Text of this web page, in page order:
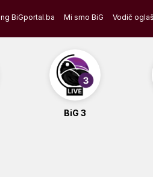
BiGportal.ba Mi smo BiG Vodič
BiG 3